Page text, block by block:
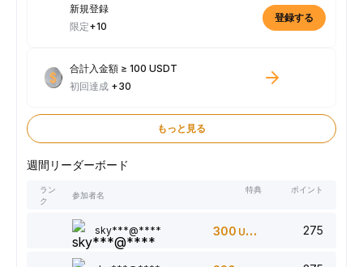
新規登録
限定+10
登録する
合計入金額 ≥ 100 USDT
初回達成 +30
もっと見る
週間リーダーボード
ラン
ク
参加者名
特典 ポイント
sky***@**** 300 USDT 275